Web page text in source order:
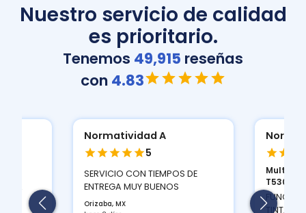
Nuestro servicio de calidad
es prioritario.
Tenemos 49,915 reseñas
con 4.83
Normatividad A
5
SERVICIO CON TIEMPOS DE
ENTREGA MUY BUENOS
Orizaba, MX
T530D...
TINTAS